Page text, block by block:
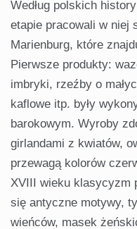
Według polskich
etapie pracowali w niej
Marienburg, które
Pierwsze produkty:
imbryki, rzeźby o
kaflowe itp. były
barokowym. Wyroby
girlandami z kwiatów,
przewagą kolorów
XVIII wieku klasycyzm
się antyczne motywy,
wieńców, masek